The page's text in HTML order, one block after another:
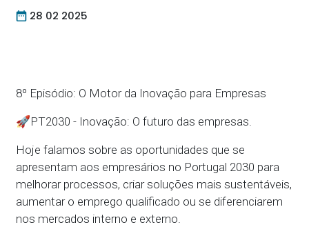
28 02 2025
8º Episódio: O Motor da Inovação para Empresas
🚀PT2030 - Inovação: O futuro das empresas.
Hoje falamos sobre as oportunidades que se
apresentam aos empresários no Portugal 2030 para
melhorar processos, criar soluções mais sustentáveis,
aumentar o emprego qualificado ou se diferenciarem
nos mercados interno e externo.